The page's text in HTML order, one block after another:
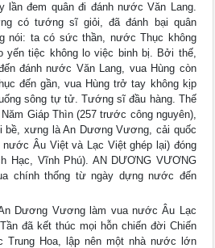
lần đem quân đi đánh nước Văn Lang.
có tướng sĩ giỏi, đã đánh bại quân
nói: ta có sức thần, nước Thục không
yến tiệc không lo việc binh bị. Bởi thế,
đánh nước Văn Lang, vua Hùng còn
đến gần, vua Hùng trở tay không kịp
sông tự tử. Tướng sĩ đầu hàng. Thế
Giáp Thìn (257 trước công nguyên),
bề, xưng là An Dương Vương, cải quốc
nước Âu Việt và Lạc Việt ghép lại) đóng
Hạc, Vĩnh Phú). AN DƯƠNG VƯƠNG
chính thống từ ngày dựng nước đến
Dương Vương làm vua nước Âu Lạc
đã kết thúc mọi hỗn chiến đời Chiến
Trung Hoa, lập nên một nhà nước lớn